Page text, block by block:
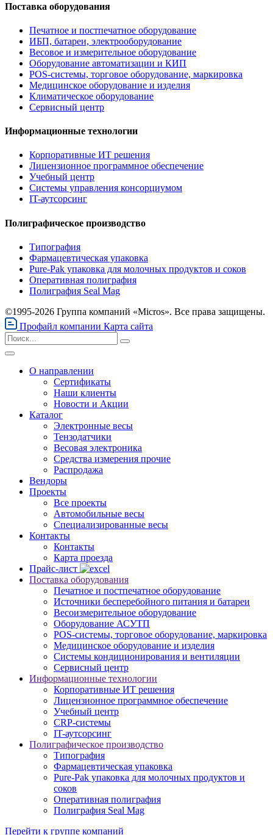
Поставка оборудования
Печатное и постпечатное оборудование
ИБП, батареи, электрооборудование
Весовое и измерительное оборудование
Оборудование автоматизации и КИП
POS-системы, торговое оборудование, маркировка
Медицинское оборудование и изделия
Климатическое оборудование
Сервисный центр
Информационные технологии
Корпоративные ИТ решения
Лицензионное программное обеспечение
Учебный центр
Системы управления консорциумом
IT-аутсорсинг
Полиграфическое производство
Типография
Фармацевтическая упаковка
Pure-Pak упаковка для молочных продуктов и соков
Оперативная полиграфия
Полиграфия Seal Mag
©1995-2026 Группа компаний «Micros». Все права защищены.
Профайл компании Карта сайта
О направлении
Сертификаты
Наши клиенты
Новости и Акции
Каталог
Электронные весы
Тензодатчики
Весовая электроника
Средства измерения прочие
Распродажа
Вендоры
Проекты
Все проекты
Автомобильные весы
Специализированные весы
Контакты
Контакты
Карта проезда
Прайс-лист
Поставка оборудования
Печатное и постпечатное оборудование
Источники бесперебойного питания и батареи
Весоизмерительное оборудование
Оборудование АСУТП
POS-системы, торговое оборудование, маркировка
Медицинское оборудование и изделия
Системы кондиционирования и вентиляции
Сервисный центр
Информационные технологии
Корпоративные ИТ решения
Лицензионное программное обеспечение
Учебный центр
CRP-системы
IT-аутсорсинг
Полиграфическое производство
Типография
Фармацевтическая упаковка
Pure-Pak упаковка для молочных продуктов и
соков
Оперативная полиграфия
Полиграфия Seal Mag
Перейти к группе компаний